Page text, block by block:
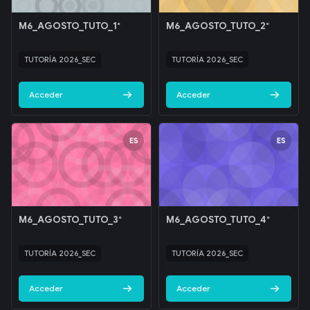
Archivos del resumen del curso
Nombre del curso
M6_AGOSTO_TUTO_1°
TUTORÍA 2026_SEC
Acceder
Archivos del resumen del curso
Nombre del curso
M6_AGOSTO_TUTO_2°
TUTORÍA 2026_SEC
Acceder
ES
Archivos del resumen del curso" M6_AGOSTO_TUTO_3°
Archivos del resumen del curso
Nombre del curso
M6_AGOSTO_TUTO_3°
TUTORÍA 2026_SEC
Acceder
ES
Archivos del resumen del curso"
Archivos del resumen del curso
Nombre del curso
M6_AGOSTO_TUTO_4°
TUTORÍA 2026_SEC
Acceder